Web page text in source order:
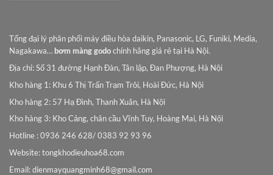
Tổng đại lý phân phối máy điều hòa daikin, Panasonic, LG, Funiki, Media,
Nagakawa… bơm màng godochính hãng giá rẻ tại Hà Nội.
Địa chỉ: Số 31 đường Hạnh Đàn, Tân lập, Đan Phượng, Hà Nội
Kho hàng 1: Khu 6 Thị Trấn Trạm Trôi, Hoài Đức, Hà Nội
Kho hàng 2: 57 Hạ Đình, Thanh Xuân, Hà Nội
Kho hàng 3: Kho Cảng, chân cầu Vĩnh Tuy, Hoàng Mai, Hà Nội
Hotline : 0936 246 628/ 0383 92 93 96
Website: tongkhodieuhoa68.com
Email:dienmayquangminh68@gmail.com